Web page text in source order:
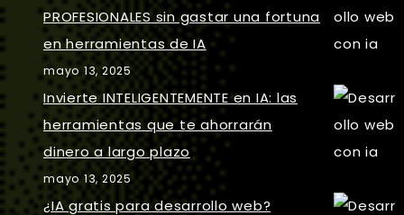
PROFESIONALES sin gastar una fortuna
en herramientas de IA
mayo 13, 2025
Invierte INTELIGENTEMENTE en IA: las
herramientas que te ahorrarán
dinero a largo plazo
mayo 13, 2025
¿IA gratis para desarrollo web?